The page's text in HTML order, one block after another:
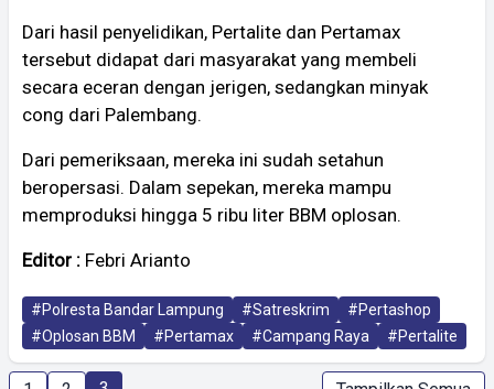
Dari hasil penyelidikan, Pertalite dan Pertamax
tersebut didapat dari masyarakat yang membeli
secara eceran dengan jerigen, sedangkan minyak
cong dari Palembang.
Dari pemeriksaan, mereka ini sudah setahun
beropersasi. Dalam sepekan, mereka mampu
memproduksi hingga 5 ribu liter BBM oplosan.
Editor : Febri Arianto
#Polresta Bandar Lampung #Satreskrim
#Pertashop
#Oplosan BBM
#Pertamax #Campang Raya #Pertalite